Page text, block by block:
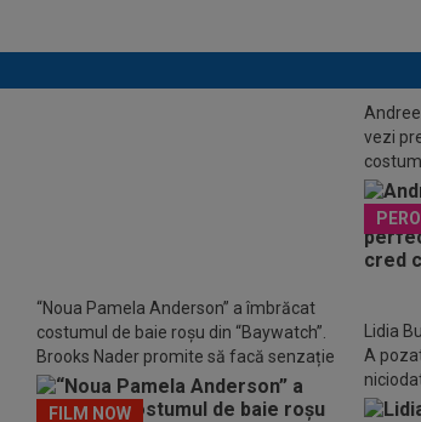
vezi
“Noua Pamela Anderson” a îmbrăcat
costumul de baie roșu din “Baywatch”.
Brooks Nader promite să facă senzație
în serialul din 2027
FILM NOW
Lidia
A